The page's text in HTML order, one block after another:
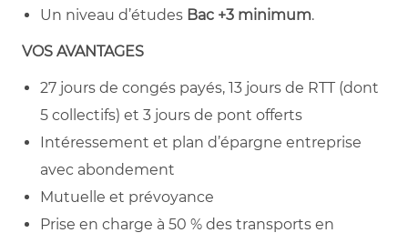
Un niveau d’études Bac +3 minimum.
VOS AVANTAGES
27 jours de congés payés, 13 jours de RTT (dont
5 collectifs) et 3 jours de pont offerts
Intéressement et plan d’épargne entreprise
avec abondement
Mutuelle et prévoyance
Prise en charge à 50 % des transports en